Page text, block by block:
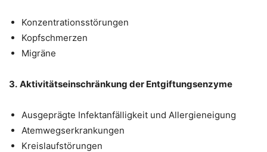
Konzentrationsstörungen
Kopfschmerzen
Migräne
3. Aktivitätseinschränkung der Entgiftungsenzyme
Ausgeprägte Infektanfälligkeit und Allergieneigung
Atemwegserkrankungen
Kreislaufstörungen